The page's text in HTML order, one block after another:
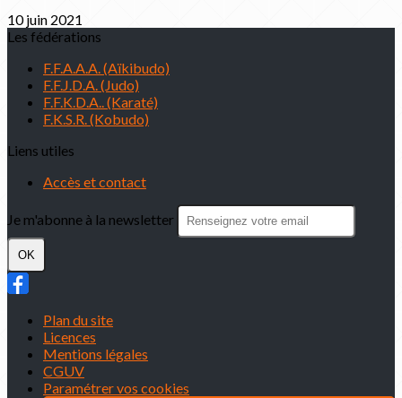
10 juin 2021
Les fédérations
F.F.A.A.A. (Aïkibudo)
F.F.J.D.A. (Judo)
F.F.K.D.A.. (Karaté)
F.K.S.R. (Kobudo)
Liens utiles
Accès et contact
Je m'abonne à la newsletter
OK
Plan du site
Licences
Mentions légales
CGUV
Paramétrer vos cookies